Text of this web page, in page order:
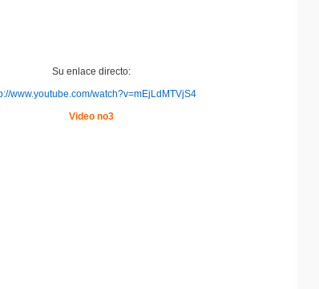
Su enlace directo:
www.youtube.com/watch?v=mEjLdMTVjS4
Video no3